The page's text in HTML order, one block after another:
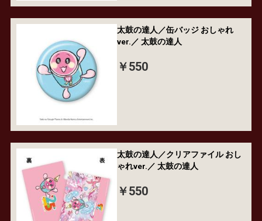
太鼓の達人／缶バッジ おしゃれ
ver.／ 太鼓の達人
￥550
太鼓の達人／クリアファイル おし
ゃれver.／ 太鼓の達人
￥550